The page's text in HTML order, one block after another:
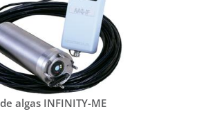
algas INFINITY-ME